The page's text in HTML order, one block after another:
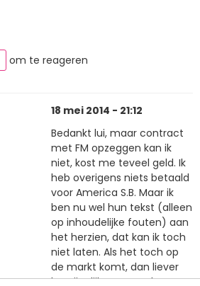
om te reageren
18 mei 2014 - 21:12
Bedankt lui, maar contract
met FM opzeggen kan ik
niet, kost me teveel geld. Ik
heb overigens niets betaald
voor America S.B. Maar ik
ben nu wel hun tekst (alleen
op inhoudelijke fouten) aan
het herzien, dat kan ik toch
niet laten. Als het toch op
de markt komt, dan liever
begrijpelijk. Free Musketeers